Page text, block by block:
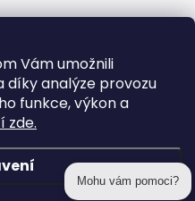
Vám umožnili
díky analýze provozu
funkce, výkon a
zde.
Mohu vám pomoci?